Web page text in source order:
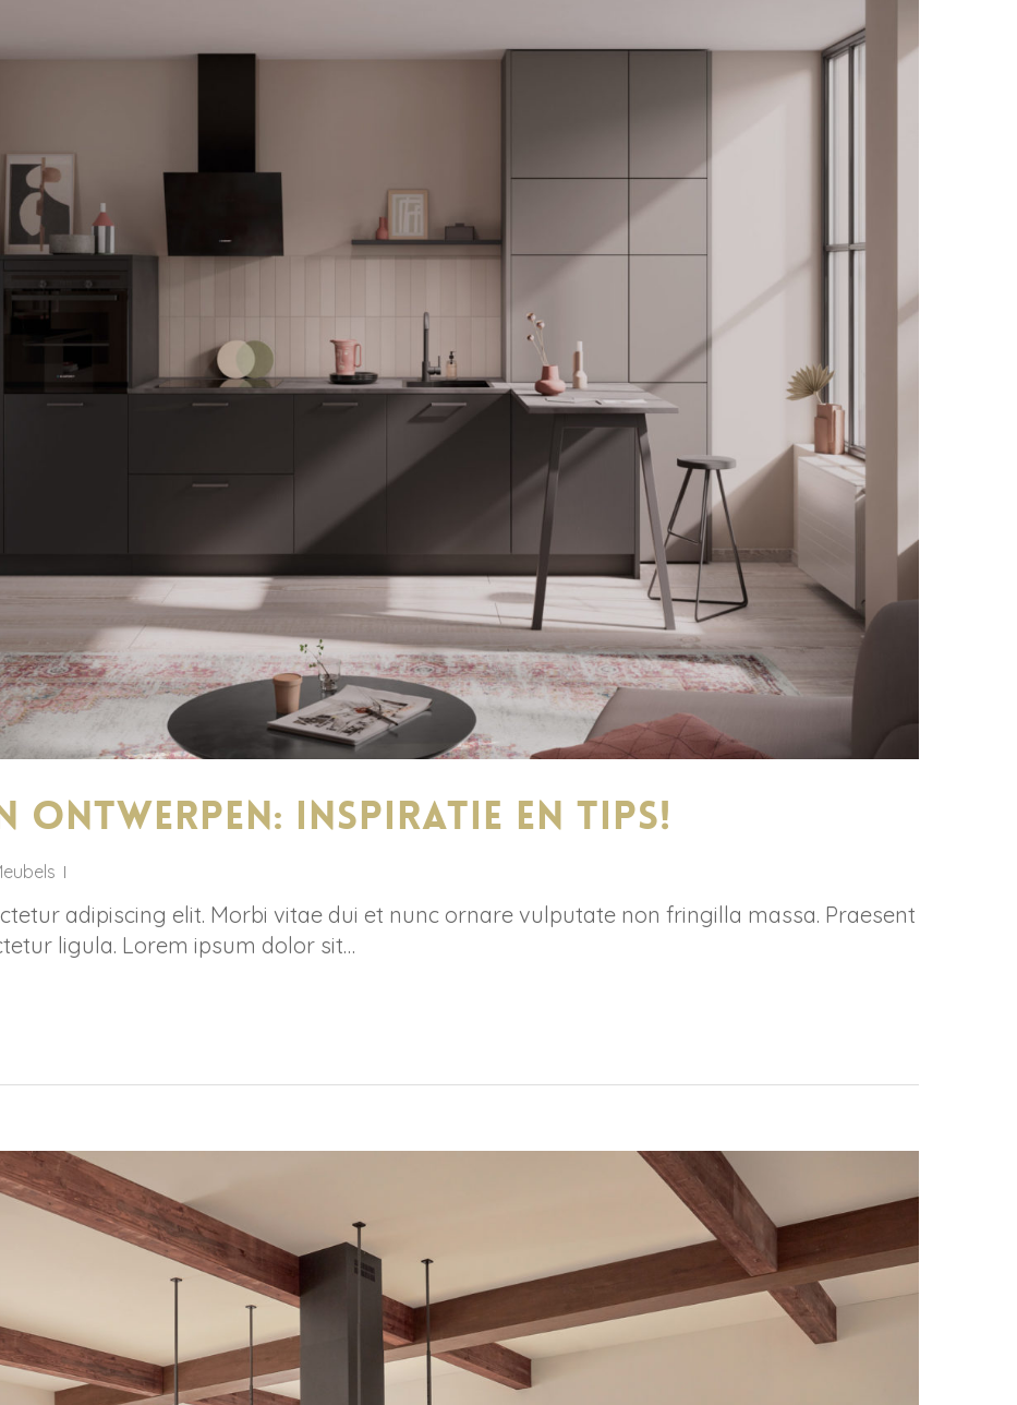
ontwerpen: inspiratie en tips!
adipiscing elit. Morbi vitae dui et nunc ornare vulputate non fringilla massa. Praesent
ligula. Lorem ipsum dolor sit…